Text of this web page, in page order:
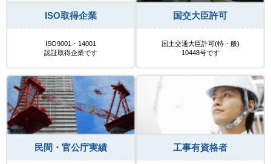
ISO取得企業
ISO9001・14001
認証取得企業です
国交大臣許可
国土交通大臣許可(特・般)
10448号です
民間・官公庁実績 工事有資格者